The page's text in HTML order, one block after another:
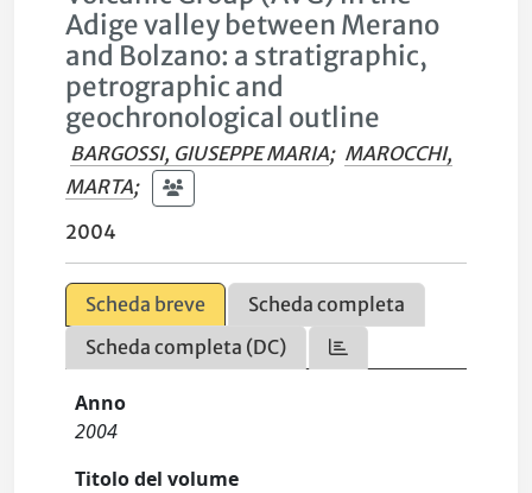
Adige valley between Merano
and Bolzano: a stratigraphic,
petrographic and
geochronological outline
BARGOSSI, GIUSEPPE MARIA; MAROCCHI,
MARTA;
2004
Scheda breve
Scheda completa
Scheda completa (DC)
Anno
2004
Titolo del volume